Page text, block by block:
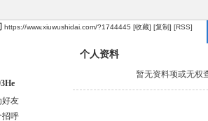
https://www.xiuwushidai.com/?1744445 [收藏] [复制] [RSS]
好友
招呼
个人资料
暂无资料项或无权